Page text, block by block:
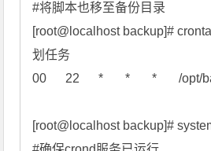
#将脚本也移至备份目录
[root@localhost backup]#
划任务
00      22      *       *       *       /
[root@localhost backup]#